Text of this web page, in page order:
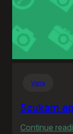
Varia
Szukam
Continue